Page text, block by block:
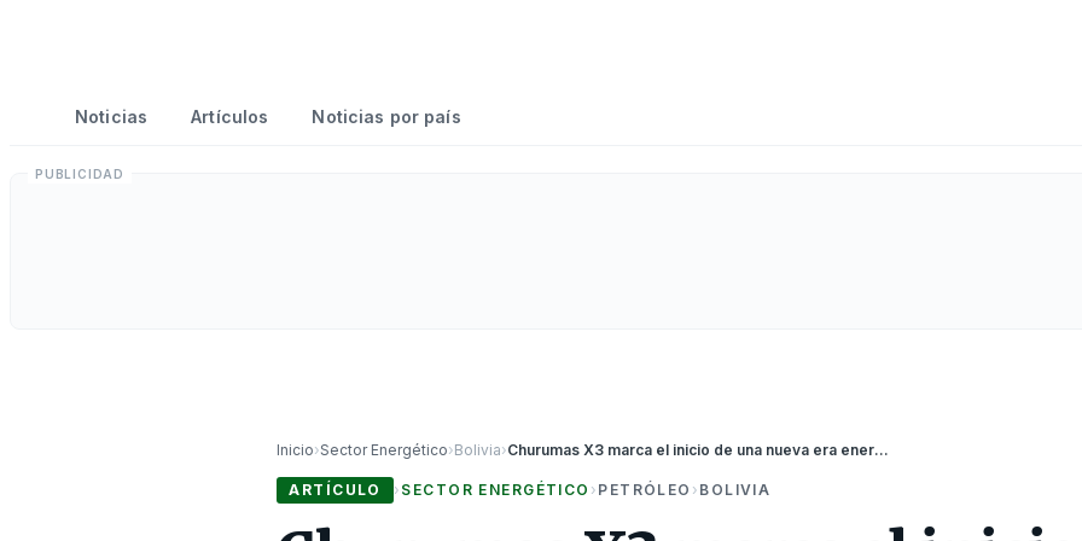
Noticias Artículos Noticias por país
Inicio›Sector Energético›Bolivia› Churumas X3 marca el inicio de una nueva era energética en Bolivia
ARTÍCULO › SECTOR ENERGÉTICO › PETRÓLEO › BOLIVIA